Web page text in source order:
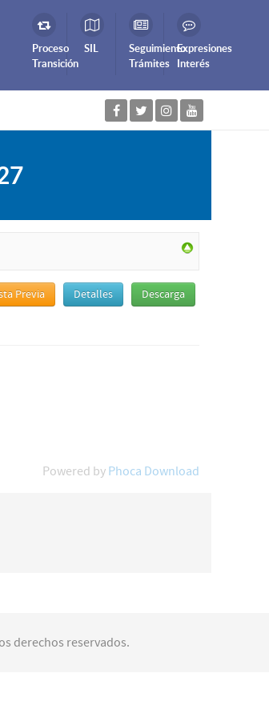
Proceso
Transición
SIL
Seguimiento
Trámites
Expresiones
Interés
Descarga
Detalles
Previa
Powered by Phoca Download
derechos reservados.